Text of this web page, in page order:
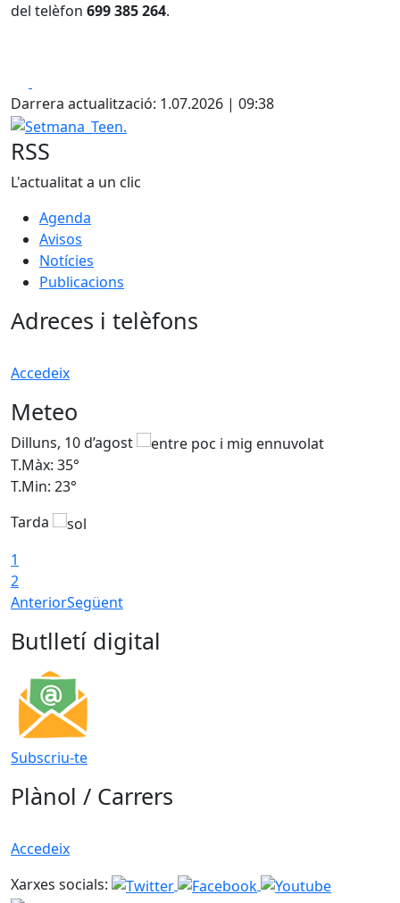
del telèfon 699 385 264.
Darrera actualització: 1.07.2026 | 09:38
Setmana_Teen.
RSS
L'actualitat a un clic
Agenda
Avisos
Notícies
Publicacions
Adreces i telèfons
Accedeix
Meteo
Dilluns, 10 d’agost
T.Màx: 35°
T.Min: 23°
Tarda
1
2
AnteriorSegüent
Butlletí digital
Subscriu-te
Plànol / Carrers
Accedeix
Xarxes socials: